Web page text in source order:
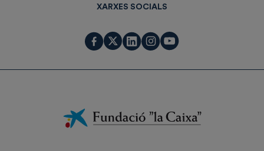
XARXES SOCIALS
Fundación
La